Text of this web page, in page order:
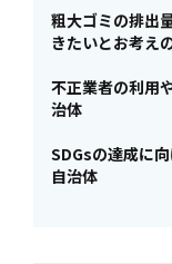
粗大ゴミの排出
きたいとお考え
不正業者の利用
治体
SDGsの達成に
自治体